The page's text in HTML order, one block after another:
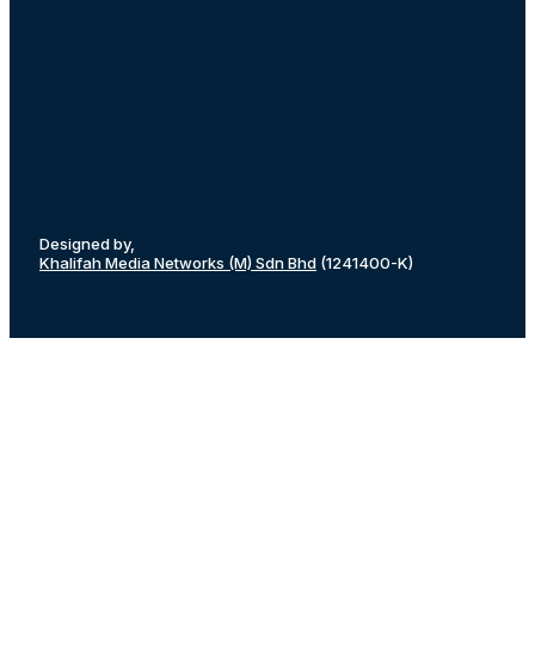
Designed by,
Khalifah Media Networks (M) Sdn Bhd (1241400-K)